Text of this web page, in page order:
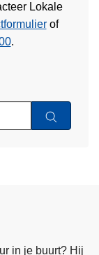
Lokale
of
.
in je buurt? Hij